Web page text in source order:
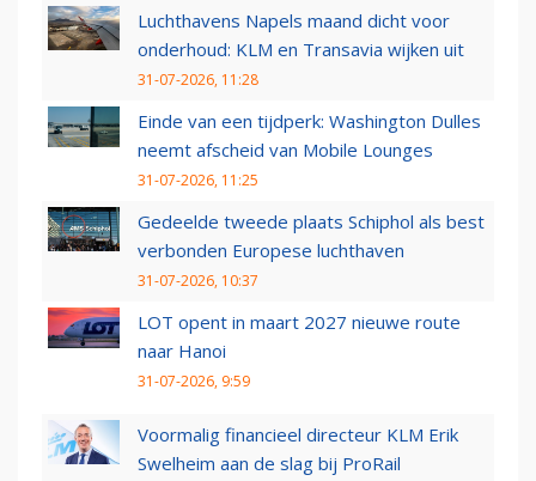
Luchthavens Napels maand dicht voor
onderhoud: KLM en Transavia wijken uit
31-07-2026, 11:28
Einde van een tijdperk: Washington Dulles
neemt afscheid van Mobile Lounges
31-07-2026, 11:25
Gedeelde tweede plaats Schiphol als best
verbonden Europese luchthaven
31-07-2026, 10:37
LOT opent in maart 2027 nieuwe route
naar Hanoi
31-07-2026, 9:59
Voormalig financieel directeur KLM Erik
Swelheim aan de slag bij ProRail